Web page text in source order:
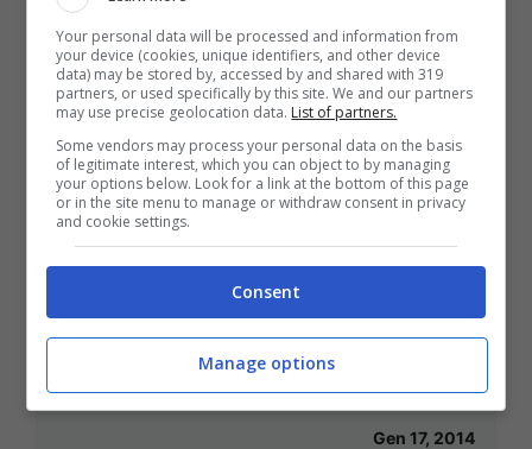
Ma è calcio o Nba? Polemica per le
divise dell’All Star Game
Gen 18, 2014
La Giornata Tipo per Bloglive
[INTERVISTA]
Gen 17, 2014
Your personal data will be processed and information from
your device (cookies, unique identifiers, and other device
data) may be stored by, accessed by and shared with 319
partners, or used specifically by this site. We and our partners
may use precise geolocation data. List of partners.
Some vendors may process your personal data on the basis
of legitimate interest, which you can object to by managing
your options below. Look for a link at the bottom of this page
or in the site menu to manage or withdraw consent in privacy
and cookie settings.
Consent
Manage options